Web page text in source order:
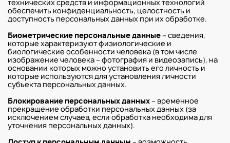
технических средств и информационных технологий
обеспечить конфиденциальность, целостность и
доступность персональных данных при их обработке.
Биометрические персональные данные – сведения,
которые характеризуют физиологические и
биологические особенности человека (в том числе
изображение человека – фотография и видеозапись), на
основании которых можно установить его личность и
которые используются для установления личности
субъекта персональных данных.
Блокирование персональных данных – временное
прекращение обработки персональных данных (за
исключением случаев, если обработка необходима для
уточнения персональных данных).